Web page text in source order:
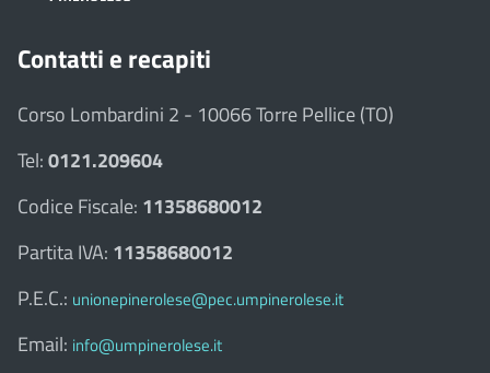
Contatti e recapiti
Corso Lombardini 2 - 10066 Torre Pellice (TO)
Tel:0121.209604
Codice Fiscale: 11358680012
Partita IVA: 11358680012
P.E.C.: unionepinerolese@pec.umpinerolese.it
Email: info@umpinerolese.it